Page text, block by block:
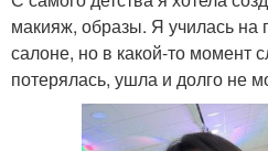
макияж, образы. Я училась на
салоне, но в какой-то момент
потерялась, ушла и долго не